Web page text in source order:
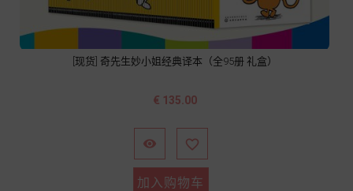
[现货] 奇先生妙小姐经典译本（全95册 礼盒）
价
€ 135.00
 
加入购物车